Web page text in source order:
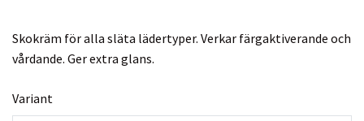
Skokräm för alla släta lädertyper. Verkar färgaktiverande och
vårdande. Ger extra glans.
Variant